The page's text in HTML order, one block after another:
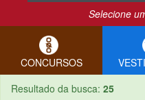
Selecione
CONCURSOS
Resultado da busca: 25